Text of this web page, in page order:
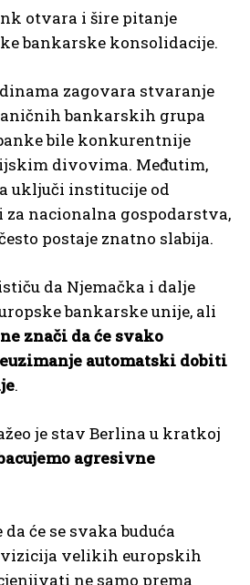
otvara i šire pitanje
bankarske konsolidacije.
zagovara stvaranje
bankarskih grupa
bile konkurentnije
divovima. Međutim,
uključi institucije od
nacionalna gospodarstva,
postaje znatno slabija.
da Njemačka i dalje
bankarske unije, ali
znači da će svako
automatski dobiti
.
je stav Berlina u kratkoj
agresivne
će se svaka buduća
velikih europskih
ne samo prema